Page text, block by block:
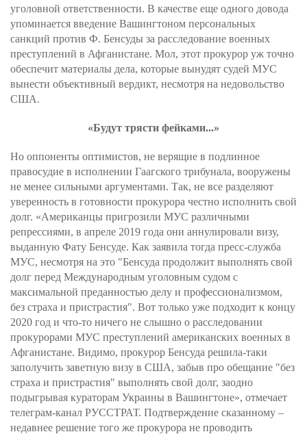
уголовной ответственности. В качестве еще одного довода
упоминается введение Вашингтоном персональных
санкций против Ф. Бенсуды за расследование военных
преступлений в Афганистане. Мол, этот прокурор уж точно
обеспечит материалы дела, которые вынудят судей МУС
вынести объективный вердикт, несмотря на недовольство
США.
«Будут трясти фейками...»
Но оппоненты оптимистов, не верящие в подлинное
правосудие в исполнении Гаагского трибунала, вооружены
не менее сильными аргументами. Так, не все разделяют
уверенность в готовности прокурора честно исполнить свой
долг. «Американцы пригрозили МУС различными
репрессиями, в апреле 2019 года они аннулировали визу,
выданную Фату Бенсуде. Как заявила тогда пресс-служба
МУС, несмотря на это "Бенсуда продолжит выполнять свой
долг перед Международным уголовным судом с
максимальной преданностью делу и профессионализмом,
без страха и пристрастия". Вот только уже подходит к концу
2020 год и что-то ничего не слышно о расследовании
прокурорами МУС преступлений американских военных в
Афганистане. Видимо, прокурор Бенсуда решила-таки
заполучить заветную визу в США, забыв про обещание "без
страха и пристрастия" выполнять свой долг, заодно
подыгрывая кураторам Украины в Вашингтоне», отмечает
телеграм-канал РУССТРАТ. Подтверждение сказанному –
недавнее решение того же прокурора не проводить